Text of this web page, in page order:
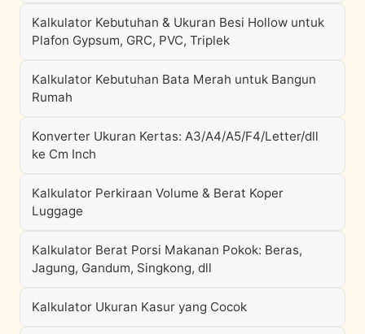
Kalkulator Kebutuhan & Ukuran Besi Hollow untuk
Plafon Gypsum, GRC, PVC, Triplek
Kalkulator Kebutuhan Bata Merah untuk Bangun
Rumah
Konverter Ukuran Kertas: A3/A4/A5/F4/Letter/dll
ke Cm Inch
Kalkulator Perkiraan Volume & Berat Koper
Luggage
Kalkulator Berat Porsi Makanan Pokok: Beras,
Jagung, Gandum, Singkong, dll
Kalkulator Ukuran Kasur yang Cocok